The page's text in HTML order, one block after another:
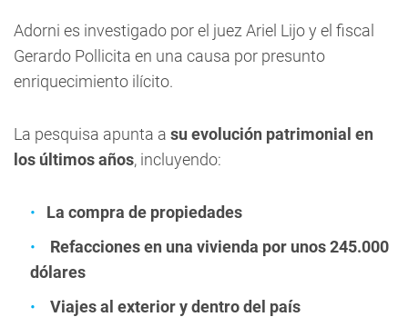
Adorni es investigado por el juez Ariel Lijo y el fiscal
Gerardo Pollicita en una causa por presunto
enriquecimiento ilícito.
La pesquisa apunta a su evolución patrimonial en
los últimos años, incluyendo:
La compra de propiedades
Refacciones en una vivienda por unos 245.000
dólares
Viajes al exterior y dentro del país